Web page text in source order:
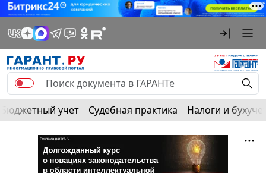
Бюджетный учет Судебная практика Налоги и